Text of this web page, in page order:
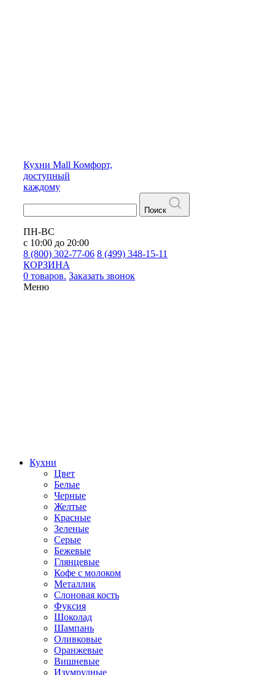
Кухни Mall Комфорт,
доступный
каждому
Поиск
ПН-ВС
с 10:00 до 20:00
8 (800) 302-77-06 8 (499) 348-15-11
КОРЗИНА
0 товаров. Заказать звонок
Меню
Кухни
Цвет
Белые
Черные
Желтые
Красные
Зеленые
Серые
Бежевые
Глянцевые
Кофе с молоком
Металлик
Слоновая кость
Фуксия
Шоколад
Шампань
Оливковые
Оранжевые
Вишневые
Изумрудные